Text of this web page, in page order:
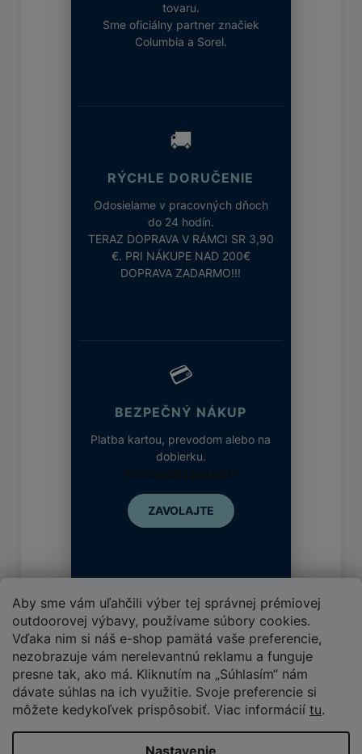
Aby sme vám uľahčili výber tej správnej prémiovej
outdoorovej výbavy, používame súbory cookies.
Vďaka nim si náš e-shop pamätá vaše preferencie,
nezobrazuje vám nerelevantnú reklamu a funguje
presne tak, ako má. Kliknutím na „Súhlasím“ nám
dávate súhlas na ich využitie. Svoje preferencie si
môžete kedykoľvek prispôsobiť. Viac informácií tu.
Nastavenie
tovaru.
Sme oficiálny partner značiek
Columbia a Sorel.
🚚
RÝCHLE DORUČENIE
Odosielame v pracovných dňoch
do 24 hodín.
TERAZ DOPRAVA V RÁMCI SR 3,90
€. PRI NÁKUPE NAD 200€
DOPRAVA ZADARMO!!!
💳
BEZPEČNÝ NÁKUP
Platba kartou, prevodom alebo na
dobierku.
Potrebujete poradiť?
ZAVOLAJTE
Vytvoril Shoptet